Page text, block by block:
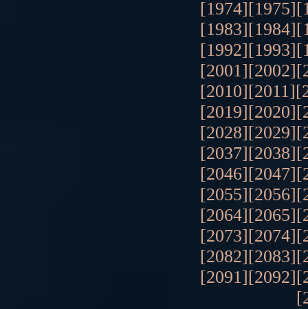
[1974][1975]
[1983][1984]
[1992][1993]
[2001][2002]
[2010][2011]
[2019][2020]
[2028][2029]
[2037][2038]
[2046][2047]
[2055][2056]
[2064][2065]
[2073][2074]
[2082][2083]
[2091][2092]